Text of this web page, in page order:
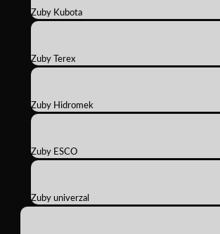
Zuby Kubota
Zuby Terex
Zuby Hidromek
Zuby ESCO
Zuby univerzal